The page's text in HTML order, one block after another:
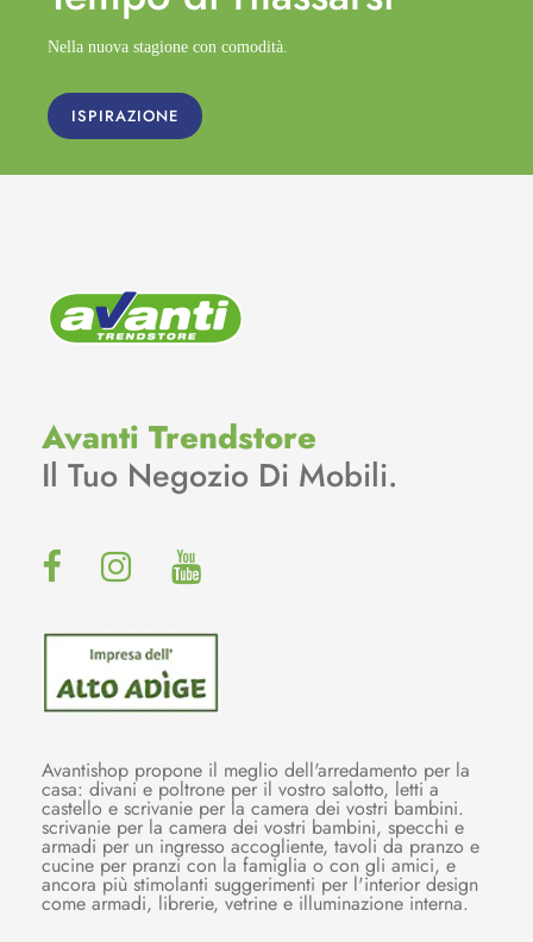
Nella nuova stagione con comodità.
ISPIRAZIONE
Avanti Trendstore
Il Tuo Negozio Di Mobili.
Avantishop propone il meglio dell'arredamento per la
casa: divani e poltrone per il vostro salotto, letti a
castello e scrivanie per la camera dei vostri bambini.
scrivanie per la camera dei vostri bambini, specchi e
armadi per un ingresso accogliente, tavoli da pranzo e
cucine per pranzi con la famiglia o con gli amici, e
ancora più stimolanti suggerimenti per l'interior design
come armadi, librerie, vetrine e illuminazione interna.